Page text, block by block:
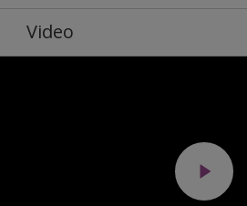
Video